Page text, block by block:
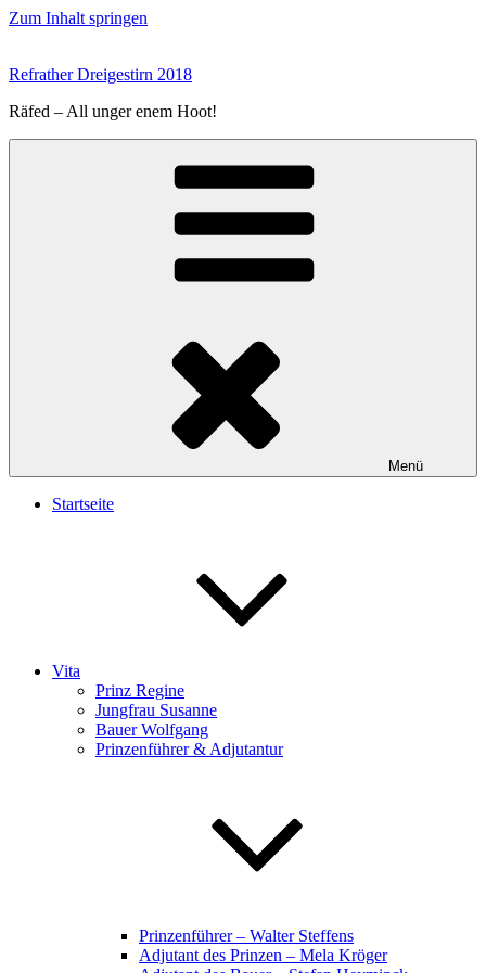
Zum Inhalt springen
Refrather Dreigestirn 2018
Räfed – All unger enem Hoot!
Menü
Startseite
Vita
Prinz Regine
Jungfrau Susanne
Bauer Wolfgang
Prinzenführer & Adjutantur
Prinzenführer – Walter Steffens
Adjutant des Prinzen – Mela Kröger